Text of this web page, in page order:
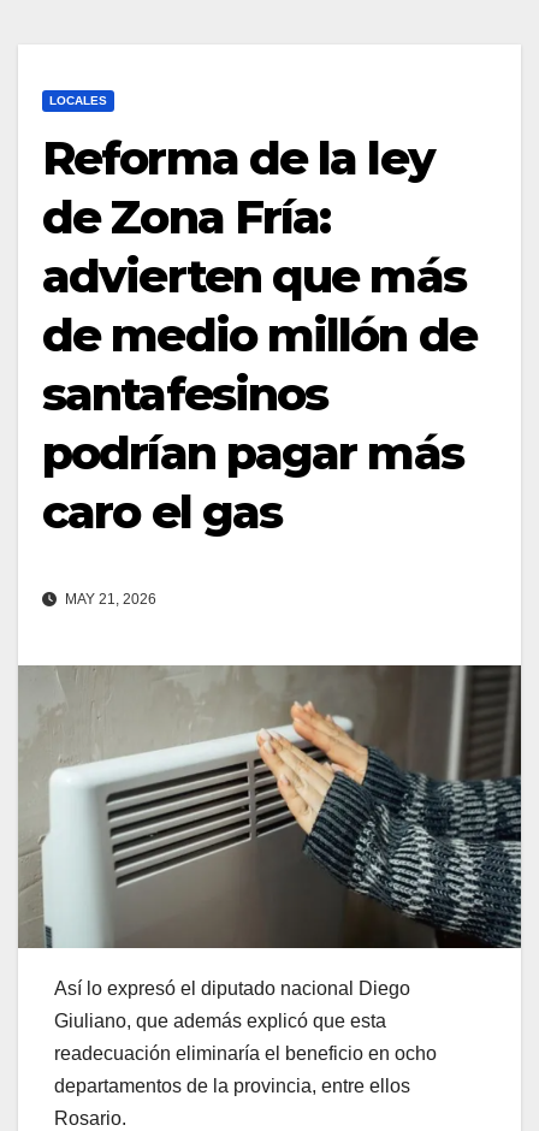
LOCALES
Reforma de la ley
de Zona Fría:
advierten que más
de medio millón de
santafesinos
podrían pagar más
caro el gas
MAY 21, 2026
Así lo expresó el diputado nacional Diego
Giuliano, que además explicó que esta
readecuación eliminaría el beneficio en ocho
departamentos de la provincia, entre ellos
Rosario.